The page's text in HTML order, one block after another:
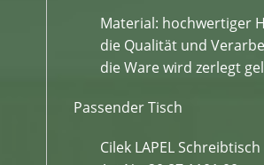
Material: hochwertiger
die Qualität und
die Ware wird zerlegt
Passender Tisch
Cilek LAPEL Schreibtisch